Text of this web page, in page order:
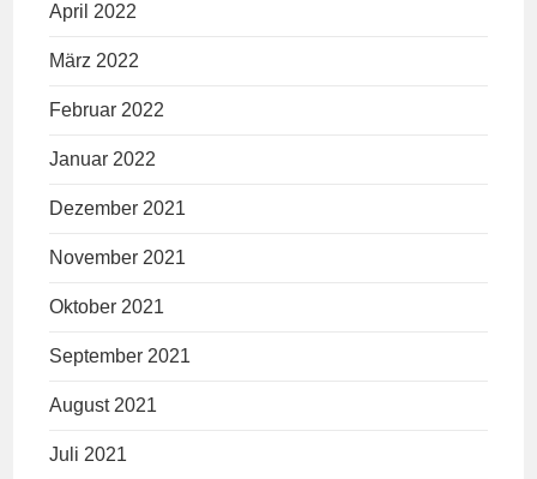
April 2022
März 2022
Februar 2022
Januar 2022
Dezember 2021
November 2021
Oktober 2021
September 2021
August 2021
Juli 2021